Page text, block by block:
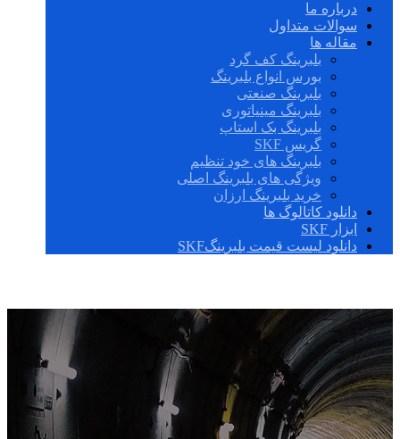
درباره ما
سوالات متداول
مقاله ها
بلبرینگ کف گرد
بورس انواع بلبرینگ
بلبرینگ صنعتی
بلبرینگ مینیاتوری
بلبرینگ بک استاپ
گریس SKF
بلبرینگ های خود تنظیم
ویژگی های بلبرینگ اصلی
خرید بلبرینگ ارزان
دانلود کاتالوگ ها
ابزار SKF
دانلود لیست قیمت بلبرینگSKF